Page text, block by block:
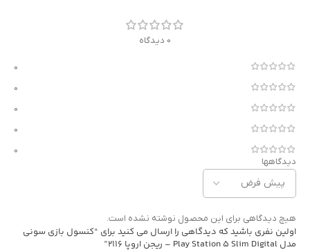
0 دیدگاه
0
0
0
0
0
دیدگاهها
هیچ دیدگاهی برای این محصول نوشته نشده است.
اولین نفری باشید که دیدگاهی را ارسال می کنید برای “کنسول بازی سونی
مدل Play Station 5 Slim Digital – ریجن اروپا 2116”